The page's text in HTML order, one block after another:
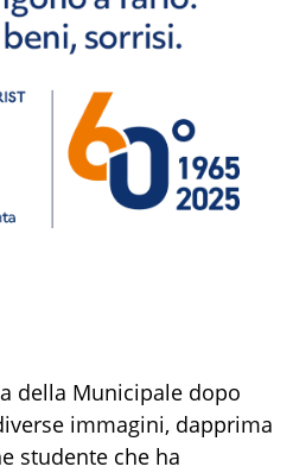
della Municipale dopo
immagini, dapprima
studente che ha